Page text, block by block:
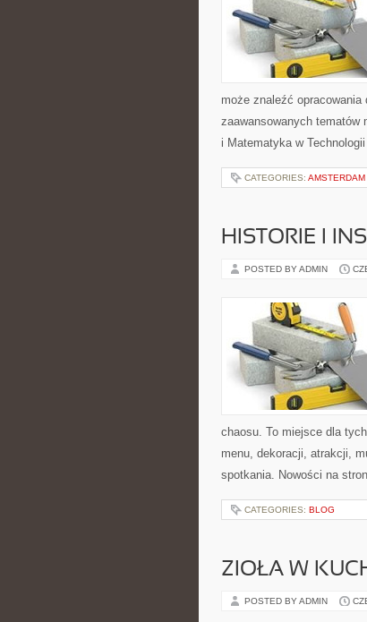
może znaleźć
zaawansowanych
i Matematyka w
CATEGORIES: AMSTERDAM
HISTORIE I
POSTED BY ADMIN
chaosu. To miejsce dla
menu, dekoracji, atrakcji,
spotkania. Nowości na
CATEGORIES: BLOG
ZIOŁA W
POSTED BY ADMIN